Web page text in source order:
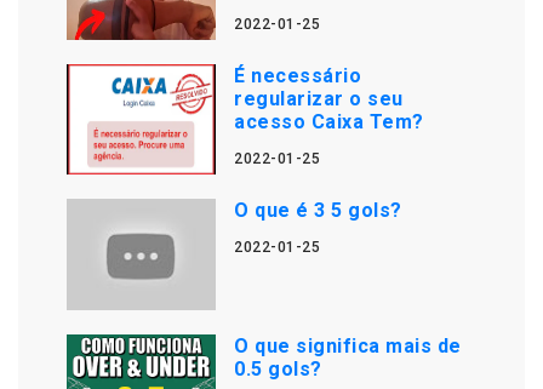
2022-01-25
É necessário
regularizar o seu
acesso Caixa Tem?
2022-01-25
O que é 3 5 gols?
2022-01-25
O que significa mais de
0.5 gols?